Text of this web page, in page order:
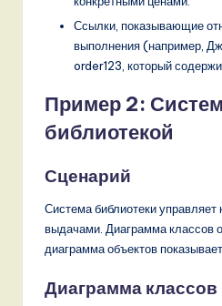
Ссылки, показывающие
выполнения (например,
order123, который
Пример 2:
библиотекой
Сценарий
Система библиотеки управляет
выдачами. Диаграмма классов
диаграмма объектов
Диаграмма классов